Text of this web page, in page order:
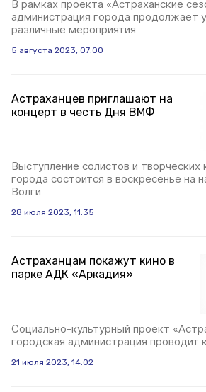
В рамках проекта «Астраханские
администрация города продолжает
различные мероприятия
5 августа 2023, 07:00
Астраханцев приглашают на
концерт в честь Дня ВМФ
Выступление солистов и творческих
города состоится в воскресенье на
Волги
28 июля 2023, 11:35
Астраханцам покажут кино в
парке АДК «Аркадия»
Социально-культурный проект
городская администрация
21 июля 2023, 14:02